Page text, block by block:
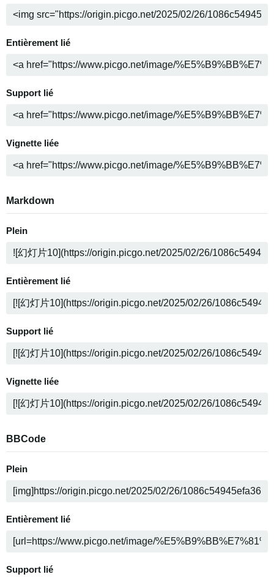
Entièrement lié
Support lié
Vignette liée
Markdown
Plein
Entièrement lié
Support lié
Vignette liée
BBCode
Plein
Entièrement lié
Support lié